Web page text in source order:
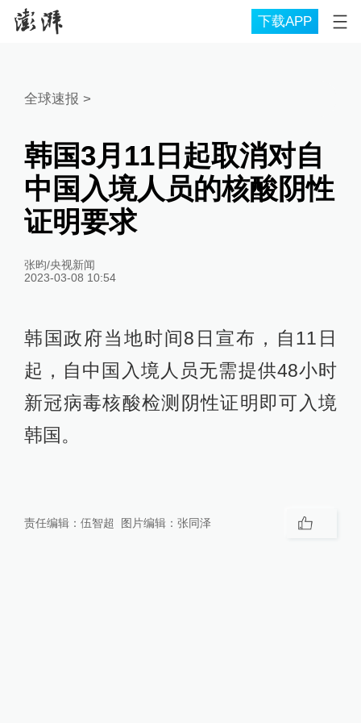
下载APP
全球速报 >
韩国3月11日起取消对自
中国入境人员的核酸阴性
证明要求
张昀/央视新闻
2023-03-08 10:54
韩国政府当地时间8日宣布，自11日
起，自中国入境人员无需提供48小时
新冠病毒核酸检测阴性证明即可入境
韩国。
责任编辑： 伍智超 图片编辑： 张同泽